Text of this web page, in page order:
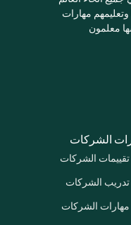
وتعليمهم مهارات
بتدريسها معلمون
الشركات
تقييمات الشركات
تدريب الشركات
مهارات الشركات